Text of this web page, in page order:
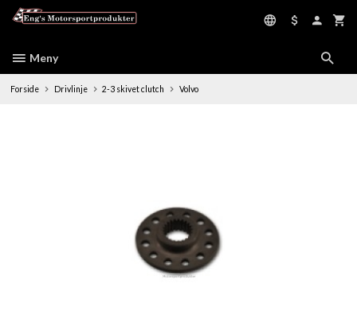
Meny
Forside Drivlinje 2-3 skivet clutch Volvo